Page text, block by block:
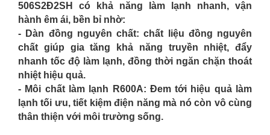
506S2Đ2SH có khả năng làm lạnh nhanh, vận
hành êm ái, bền bỉ nhờ:
- Dàn đồng nguyên chất:chất liệu đồng nguyên
chất giúp gia tăng khả năng truyền nhiệt, đẩy
nhanh tốc độ làm lạnh, đồng thời ngăn chặn thoát
nhiệt hiệu quả.
- Môi chất làm lạnh R600A: Đem tới hiệu quả làm
lạnh tối ưu, tiết kiệm điện năng mà nó còn vô cùng
thân thiện với môi trường sống.